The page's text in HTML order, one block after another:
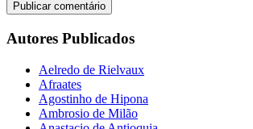
Autores Publicados
Aelredo de Rielvaux
Afraates
Agostinho de Hipona
Ambrosio de Milão